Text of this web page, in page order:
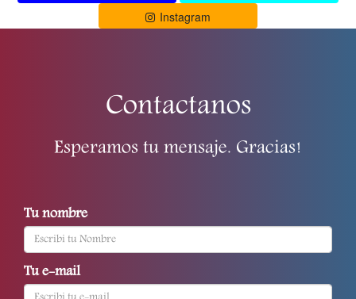
Instagram
Contactanos
Esperamos tu mensaje. Gracias!
Tu nombre
Tu e-mail